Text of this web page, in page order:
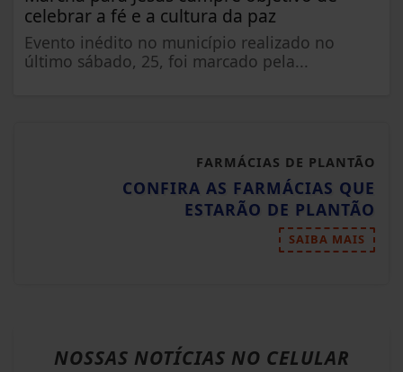
celebrar a fé e a cultura da paz
Evento inédito no município realizado no
último sábado, 25, foi marcado pela...
FARMÁCIAS DE PLANTÃO
CONFIRA AS FARMÁCIAS QUE
ESTARÃO DE PLANTÃO
SAIBA MAIS
NOSSAS NOTÍCIAS NO CELULAR